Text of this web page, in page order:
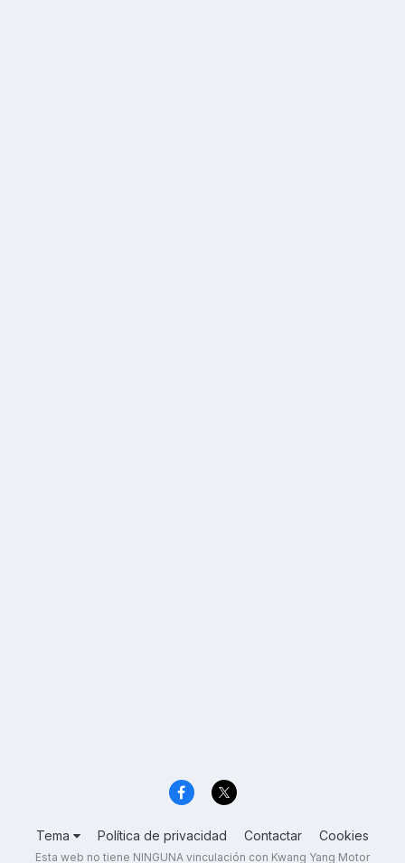
Tema Política de privacidad Contactar Cookies
Esta web no tiene NINGUNA vinculación con Kwang Yang Motor